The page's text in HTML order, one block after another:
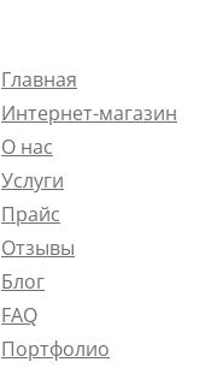
Главная
Интернет-магазин
О нас
Услуги
Прайс
Отзывы
Блог
FAQ
Портфолио